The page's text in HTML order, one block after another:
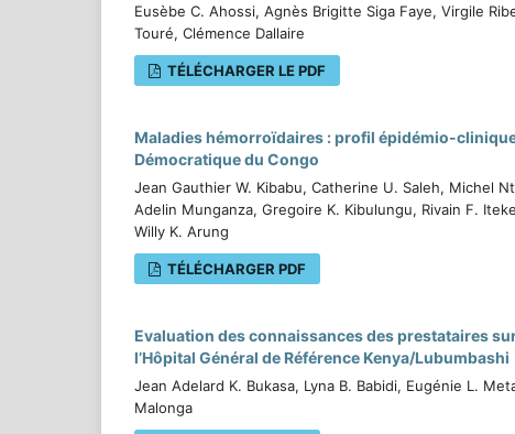
Eusèbe C. Ahossi, Agnès Brigitte Siga Faye, Virgile
Touré, Clémence Dallaire
TÉLÉCHARGER LE PDF
Maladies hémorroïdaires : profil épidémio-
Démocratique du Congo
Jean Gauthier W. Kibabu, Catherine U. Saleh, Michel
Adelin Munganza, Gregoire K. Kibulungu, Rivain F.
Willy K. Arung
TÉLÉCHARGER PDF
Evaluation des connaissances des prestataires
l’Hôpital Général de Référence Kenya/Lubumbashi
Jean Adelard K. Bukasa, Lyna B. Babidi, Eugénie L.
Malonga